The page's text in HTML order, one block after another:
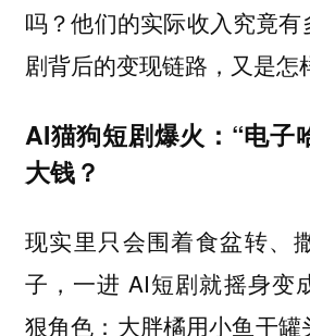
吗？他们的实际收入究竟
剧背后的变现链路，又是怎
AI猫狗短剧爆火：“电子
大钱？
现实里只会围着食盆转、
子，一进 AI短剧就摇身变
狠角色：大胖橘用小鱼干罐